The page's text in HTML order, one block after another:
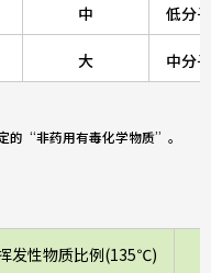
中 低分
大 中分
的“非药用有毒化学物质”。
发性物质比例(135℃)